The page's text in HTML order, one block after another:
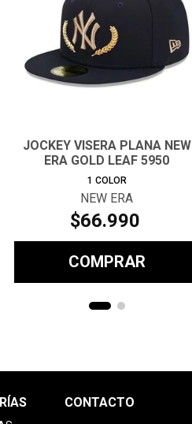
JOCKEY VISERA PLANA NEW
ERA GOLD LEAF 5950
1 COLOR
NEW ERA
$66.990
COMPRAR
CONTACTO